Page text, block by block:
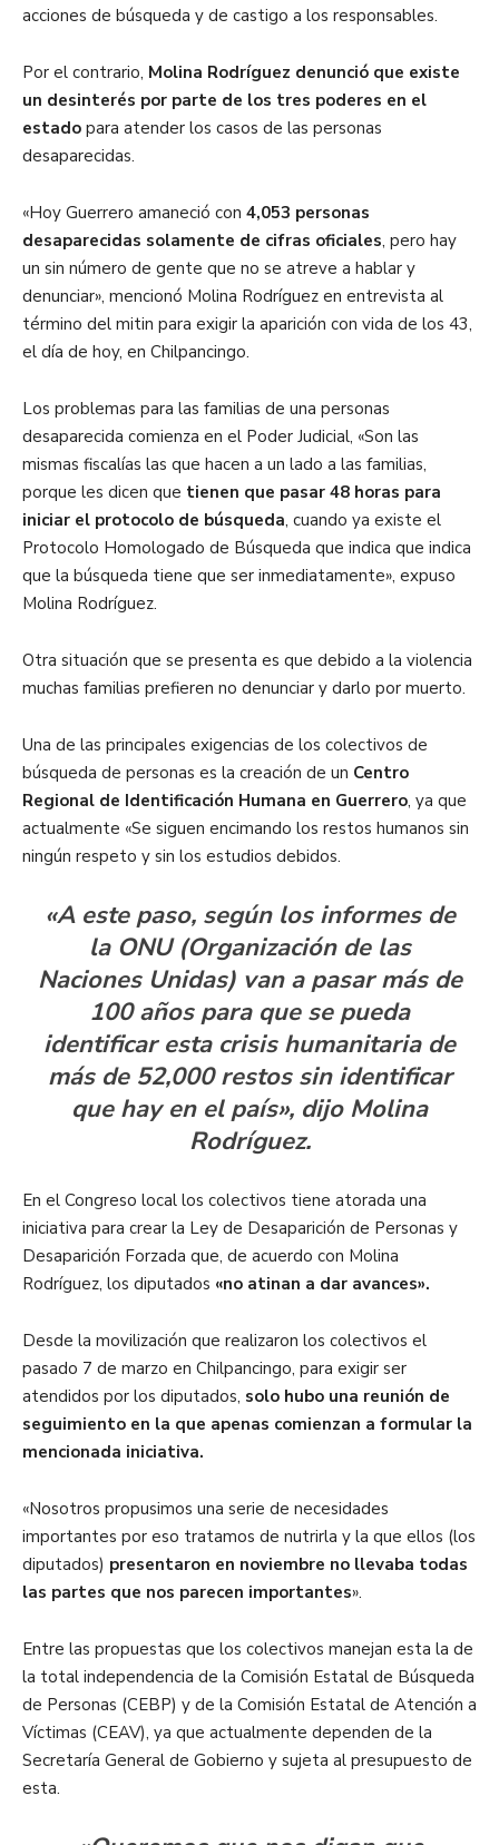
acciones de búsqueda y de castigo a los responsables.
Por el contrario, Molina Rodríguez denunció que existe
un desinterés por parte de los tres poderes en el
estado para atender los casos de las personas
desaparecidas.
«Hoy Guerrero amaneció con 4,053 personas
desaparecidas solamente de cifras oficiales, pero hay
un sin número de gente que no se atreve a hablar y
denunciar», mencionó Molina Rodríguez en entrevista al
término del mitin para exigir la aparición con vida de los 43,
el día de hoy, en Chilpancingo.
Los problemas para las familias de una personas
desaparecida comienza en el Poder Judicial, «Son las
mismas fiscalías las que hacen a un lado a las familias,
porque les dicen que tienen que pasar 48 horas para
iniciar el protocolo de búsqueda, cuando ya existe el
Protocolo Homologado de Búsqueda que indica que indica
que la búsqueda tiene que ser inmediatamente», expuso
Molina Rodríguez.
Otra situación que se presenta es que debido a la violencia
muchas familias prefieren no denunciar y darlo por muerto.
Una de las principales exigencias de los colectivos de
búsqueda de personas es la creación de un Centro
Regional de Identificación Humana en Guerrero, ya que
actualmente «Se siguen encimando los restos humanos sin
ningún respeto y sin los estudios debidos.
«A este paso, según los informes de
la ONU (Organización de las
Naciones Unidas) van a pasar más de
100 años para que se pueda
identificar esta crisis humanitaria de
más de 52,000 restos sin identificar
que hay en el país», dijo Molina
Rodríguez.
En el Congreso local los colectivos tiene atorada una
iniciativa para crear la Ley de Desaparición de Personas y
Desaparición Forzada que, de acuerdo con Molina
Rodríguez, los diputados «no atinan a dar avances».
Desde la movilización que realizaron los colectivos el
pasado 7 de marzo en Chilpancingo, para exigir ser
atendidos por los diputados, solo hubo una reunión de
seguimiento en la que apenas comienzan a formular la
mencionada iniciativa.
«Nosotros propusimos una serie de necesidades
importantes por eso tratamos de nutrirla y la que ellos (los
diputados) presentaron en noviembre no llevaba todas
las partes que nos parecen importantes».
Entre las propuestas que los colectivos manejan esta la de
la total independencia de la Comisión Estatal de Búsqueda
de Personas (CEBP) y de la Comisión Estatal de Atención a
Víctimas (CEAV), ya que actualmente dependen de la
Secretaría General de Gobierno y sujeta al presupuesto de
esta.